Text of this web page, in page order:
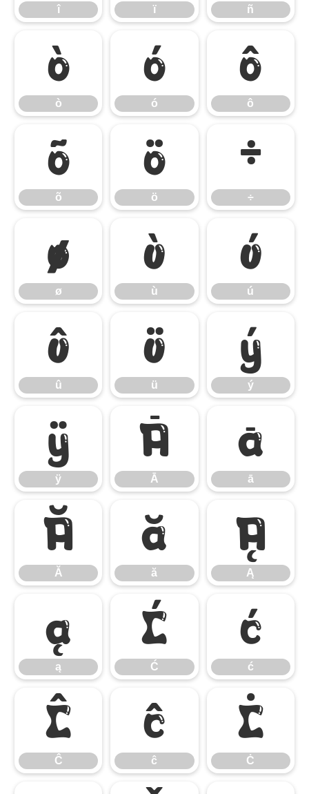
î ï ñ
ò
ò
ó
ó
ô
ô
õ
õ
ö
ö
÷
÷
ø
ø
ù
ù
ú
ú
û
û
ü
ü
ý
ý
ÿ
ÿ
Ā
Ā
ā
ā
Ă
Ă
ă
ă
Ą
Ą
ą
ą
Ć
Ć
ć
ć
Ĉ
Ĉ
ĉ
ĉ
Ċ
Ċ